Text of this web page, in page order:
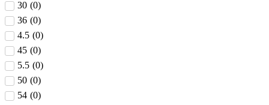
30 (0)
36 (0)
4.5 (0)
45 (0)
5.5 (0)
50 (0)
54 (0)